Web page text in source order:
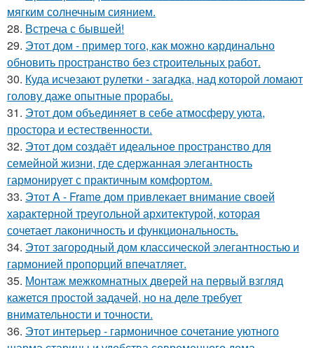
мягким солнечным сиянием.
28. Встреча с бывшей!
29. Этот дом - пример того, как можно кардинально
обновить пространство без строительных работ.
30. Куда исчезают рулетки - загадка, над которой ломают
голову даже опытные прорабы.
31. Этот дом объединяет в себе атмосферу уюта,
простора и естественности.
32. Этот дом создаёт идеальное пространство для
семейной жизни, где сдержанная элегантность
гармонирует с практичным комфортом.
33. Этот A - Frame дом привлекает внимание своей
характерной треугольной архитектурой, которая
сочетает лаконичность и функциональность.
34. Этот загородный дом классической элегантностью и
гармонией пропорций впечатляет.
35. Монтаж межкомнатных дверей на первый взгляд
кажется простой задачей, но на деле требует
внимательности и точности.
36. Этот интерьер - гармоничное сочетание уютного